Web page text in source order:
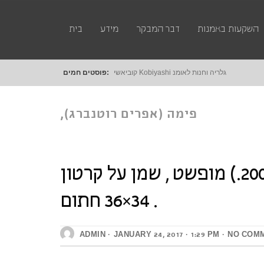
בית מידע דבר המבקר השקעות באמנות
פוסטים חמים: קוביאשי Kobiyashi גלריה וחנות לאומנות דיגטלית
פימה (אפרים רוטנברג),
(2005-1914.) מופשט , שמן
על קרטון 34×36 חתום .
פימה (אפרים רוטנברג),(2005-1914.) מופשט , שמן על קרטון
34×36 חתום .
ADMIN JANUARY 24, 2017 1:29 PM NO